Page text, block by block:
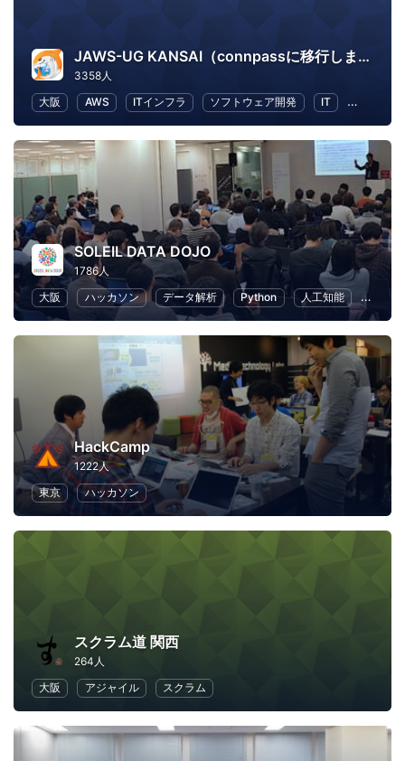
JAWS-UG KANSAI（connpassに移行しました）
3358人
大阪
AWS ITインフラ ソフトウェア開発 IT IT ソリュ
SOLEIL DATA DOJO
1786人
大阪
ハッカソン データ解析 Python 人工知能 機械学
HackCamp
1222人
東京
ハッカソン
スクラム道 関西
264人
大阪
アジャイル スクラム